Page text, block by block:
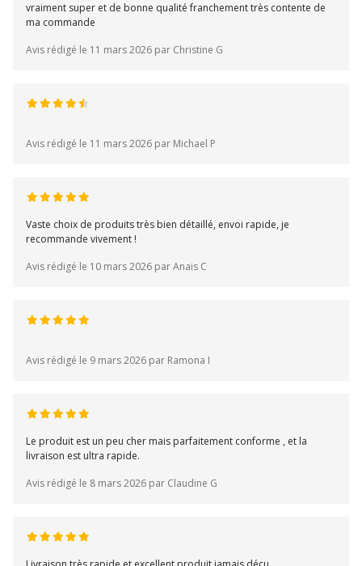
vraiment super et de bonne qualité franchement très contente de
ma commande
Avis rédigé le 11 mars 2026 par Christine G
Avis rédigé le 11 mars 2026 par Michael P
Vaste choix de produits très bien détaillé, envoi rapide, je
recommande vivement !
Avis rédigé le 10 mars 2026 par Anais C
Avis rédigé le 9 mars 2026 par Ramona I
Le produit est un peu cher mais parfaitement conforme , et la
livraison est ultra rapide.
Avis rédigé le 8 mars 2026 par Claudine G